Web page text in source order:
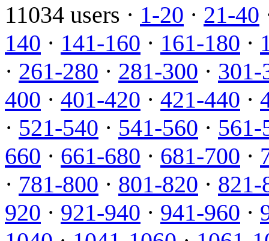
11034 users · 1-20 · 21-40
140 · 141-160 · 161-180 ·
· 261-280 · 281-300 · 301-
400 · 401-420 · 421-440 ·
· 521-540 · 541-560 · 561-
660 · 661-680 · 681-700 ·
· 781-800 · 801-820 · 821-
920 · 921-940 · 941-960 ·